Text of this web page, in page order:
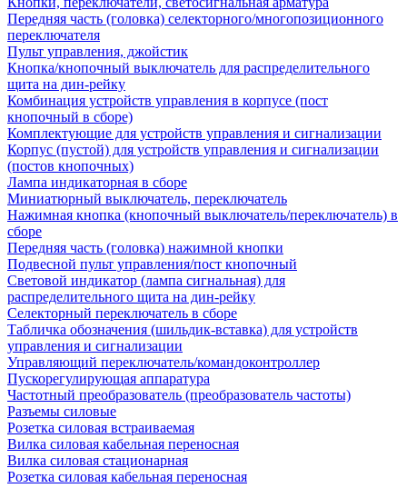
Передняя часть (головка) селекторного/многопозиционного
переключателя
Пульт управления, джойстик
Кнопка/кнопочный выключатель для распределительного
щита на дин-рейку
Комбинация устройств управления в корпусе (пост
кнопочный в сборе)
Комплектующие для устройств управления и сигнализации
Корпус (пустой) для устройств управления и сигнализации
(постов кнопочных)
Лампа индикаторная в сборе
Миниатюрный выключатель, переключатель
Нажимная кнопка (кнопочный выключатель/переключатель) в
сборе
Передняя часть (головка) нажимной кнопки
Подвесной пульт управления/пост кнопочный
Световой индикатор (лампа сигнальная) для
распределительного щита на дин-рейку
Селекторный переключатель в сборе
Табличка обозначения (шильдик-вставка) для устройств
управления и сигнализации
Управляющий переключатель/командоконтроллер
Пускорегулирующая аппаратура
Частотный преобразователь (преобразователь частоты)
Разъемы силовые
Розетка силовая встраиваемая
Вилка силовая кабельная переносная
Вилка силовая стационарная
Розетка силовая кабельная переносная